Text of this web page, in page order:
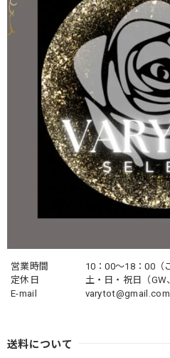
営業時間
10：00〜18：00（
定休日
土・日・祝日（GW
E-mail
varytot@gmail.com
送料について